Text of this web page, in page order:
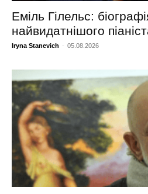
Еміль Гілельс:
найвидатнішого
Iryna Stanevich - 05.08.2026